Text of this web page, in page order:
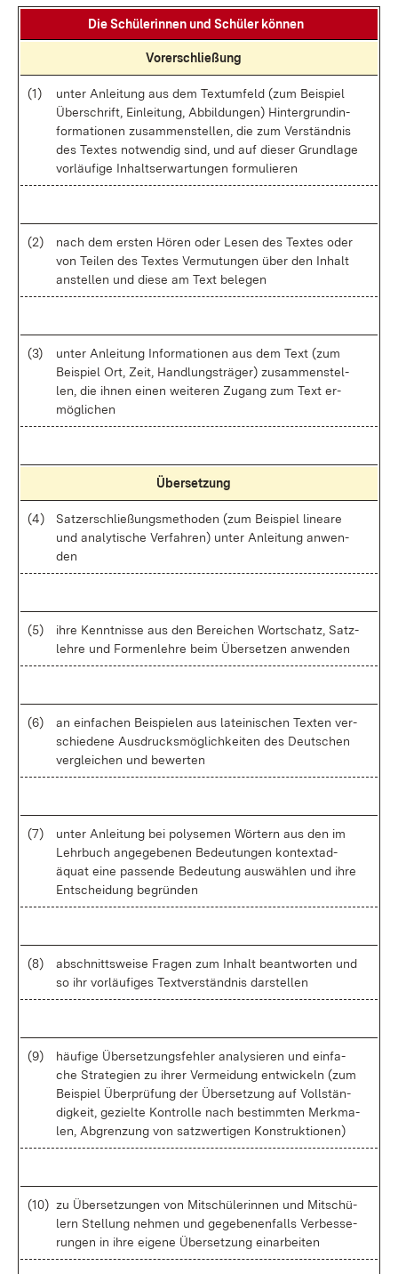
Die Schü­le­rin­nen und Schü­ler kön­nen
Vor­er­schlie­ßung
(1)
un­ter An­lei­tung aus dem Text­um­feld (zum Bei­spiel
Über­schrift, Ein­lei­tung, Ab­bil­dun­gen) Hin­ter­grund­in­
for­ma­tio­nen zu­sam­men­stel­len, die zum Ver­ständ­nis
des Tex­tes not­wen­dig sind, und auf die­ser Grund­la­ge
vor­läu­fi­ge In­halts­er­war­tun­gen for­mu­lie­ren
(2)
nach dem ers­ten Hö­ren oder Le­sen des Tex­tes oder
von Tei­len des Tex­tes Ver­mu­tun­gen über den In­halt
an­stel­len und die­se am Text be­le­gen
(3)
un­ter An­lei­tung In­for­ma­tio­nen aus dem Text (zum
Bei­spiel Ort, Zeit, Hand­lungs­trä­ger) zu­sam­men­stel­
len, die ih­nen ei­nen wei­te­ren Zu­gang zum Text er­
mög­li­chen
Über­set­zung
(4)
Sat­zer­schlie­ßungs­me­tho­den (zum Bei­spiel li­nea­re
und ana­ly­ti­sche Ver­fah­ren) un­ter An­lei­tung an­wen­
den
(5)
ih­re Kennt­nis­se aus den Be­rei­chen Wort­schatz, Satz­
leh­re und For­men­leh­re beim Über­set­zen an­wen­den
(6)
an ein­fa­chen Bei­spie­len aus la­tei­ni­schen Tex­ten ver­
schie­de­ne Aus­drucks­mög­lich­kei­ten des Deut­schen
ver­glei­chen und be­wer­ten
(7)
un­ter An­lei­tung bei po­ly­se­men Wör­tern aus den im
Lehr­buch an­ge­ge­be­nen Be­deu­tun­gen kon­text­ad­
äquat ei­ne pas­sen­de Be­deu­tung aus­wäh­len und ih­re
Ent­schei­dung be­grün­den
(8)
ab­schnitts­wei­se Fra­gen zum In­halt be­ant­wor­ten und
so ihr vor­läu­fi­ges Text­ver­ständ­nis dar­stel­len
(9)
häu­fi­ge Über­set­zungs­feh­ler ana­ly­sie­ren und ein­fa­
che Stra­te­gi­en zu ih­rer Ver­mei­dung ent­wi­ckeln (zum
Bei­spiel Über­prü­fung der Über­set­zung auf Voll­stän­
dig­keit, ge­ziel­te Kon­trol­le nach be­stimm­ten Merk­ma­
len, Ab­gren­zung von satz­wer­ti­gen Kon­struk­tio­nen)
(10) zu Über­set­zun­gen von Mit­schü­le­rin­nen und Mit­schü­
lern Stel­lung neh­men und ge­ge­be­nen­falls Ver­bes­se­
run­gen in ih­re ei­ge­ne Über­set­zung ein­ar­bei­ten